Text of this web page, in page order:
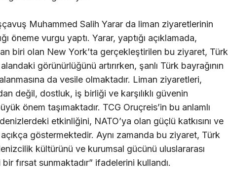
Muhammed Salih Yarar da liman ziyaretlerinin
öneme vurgu yaptı. Yarar, yaptığı açıklamada,
biri olan New York’ta gerçekleştirilen bu ziyaret, Türk
görünürlüğünü artırırken, şanlı Türk bayrağının
da vesile olmaktadır. Liman ziyaretleri,
değil, dostluk, iş birliği ve karşılıklı güvenin
önem taşımaktadır. TCG Oruçreis’in bu anlamlı
etkinliğini, NATO’ya olan güçlü katkısını ve
göstermektedir. Aynı zamanda bu ziyaret, Türk
kültürünü ve kurumsal gücünü uluslararası
fırsat sunmaktadır” ifadelerini kullandı.